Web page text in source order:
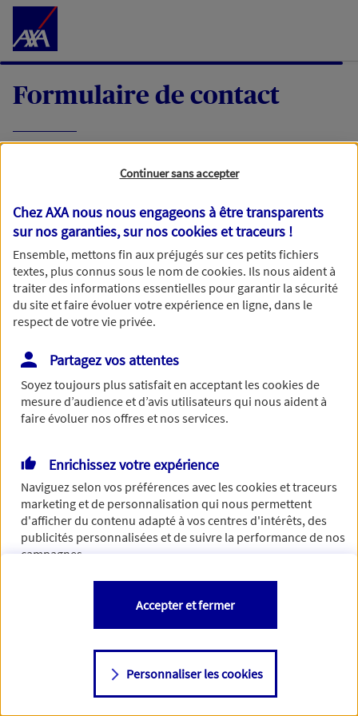
Accéder au Contenu
Formulaire de contact
demande, nous vous répondrons dans les
meilleurs délais par mail ou par téléphone.
Votre message :
Vous disposez de droits sur les informations vous concernant. Pour
plus d’informations,cliquez ici.
Continuer sans accepter
Chez AXA nous nous engageons à être transparents
sur nos garanties, sur noscookies et traceurs !
Ensemble, mettons fin aux préjugés sur ces petits fichiers
textes, plus connus sous le nom decookies. Ils nous aident à
traiter des informations essentielles pour garantir la sécurité
du site et faire évoluer votre expérience en ligne, dans le
respect de votre vie privée.
Partagez vos attentes
Soyez toujours plus satisfait en acceptant lescookiesde
mesure d’audience et d’avis utilisateurs qui nous aident à
faire évoluer nos offres et nos services.
Enrichissez votre expérience
Naviguez selon vos préférences avec lescookies et traceurs
marketing et de personnalisation qui nous permettent
d'afficher du contenu adapté à vos centres d'intérêts, des
publicités personnalisées et de suivre la performance de nos
campagnes.
Vous êtes libre de les accepter, de les refuser comme de
changer d'avis à tout moment en allant sur
Consulter notre politique decookies
Personnaliser les cookies
Accepter et fermer